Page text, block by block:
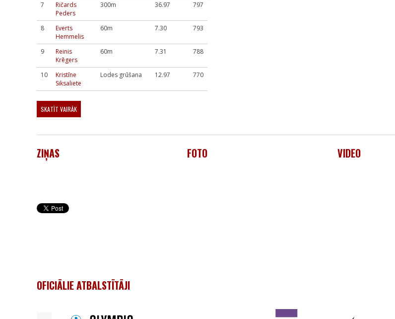
7
Ričards
Peders
300m 36.97 797
8
Everts
Hemmelis
60m 7.30 793
9
Reinis
Krēgers
60m 7.31 788
10
Kristīne
Siksaliete
Lodes grūšana 12.97 770
SKATĪT VAIRĀK
ZIŅAS FOTO VIDEO
OFICIĀLIE ATBALSTĪTĀJI